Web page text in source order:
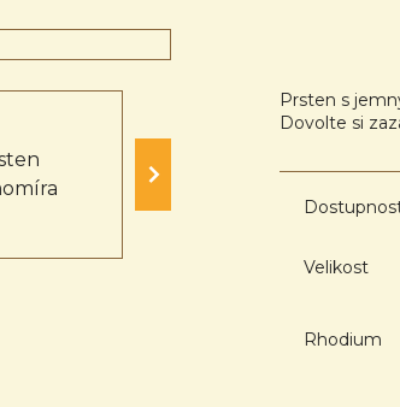
Prsten s
Dovolte si
Velikost
Rhodium